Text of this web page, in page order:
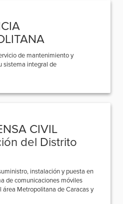
de mantenimiento y
sistema integral de
CIVIL
del Distrito
instalación y puesta en
de comunicaciones móviles
área Metropolitana de Caracas y